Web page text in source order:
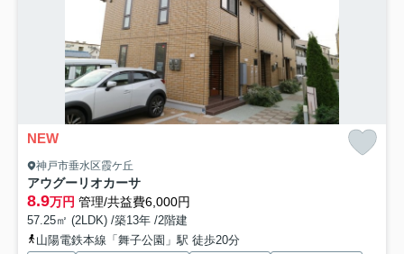
NEW
神戸市垂水区霞ケ丘
アウグーリオカーサ
8.9万円 管理/共益費6,000円
57.25㎡ (2LDK) /築13年 /2階建
山陽電鉄本線「舞子公園」駅 徒歩20分